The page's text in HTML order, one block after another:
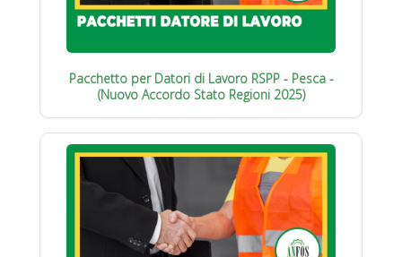
Pacchetto per Datori di Lavoro RSPP - Pesca -
(Nuovo Accordo Stato Regioni 2025)